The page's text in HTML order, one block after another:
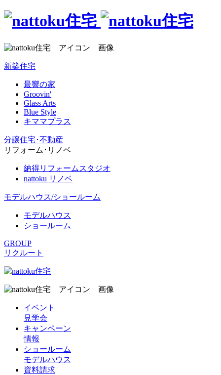
新築住宅
最響の家
Groovin'
Glass Arts
Blue Style
キママプラス
分譲住宅･不動産
リフォーム･リノベ
納得リフォームスタジオ
nattoku リノベ
モデルハウス/ショールーム
モデルハウス
ショールーム
GROUP
リクルート
イベント
見学会
キャンペーン
情報
ショールーム
モデルハウス
資料請求